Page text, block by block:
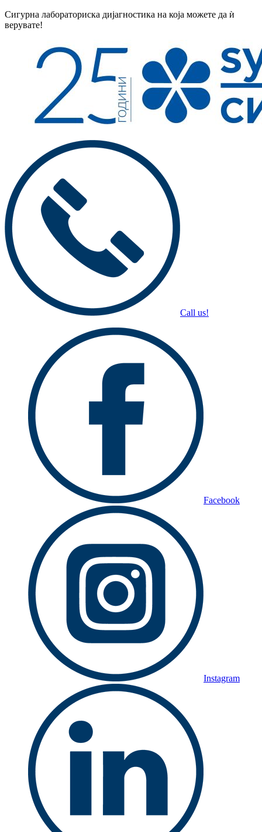
Сигурна лабораториска дијагностика на која можете да ѝ
верувате!
Call us!
Facebook
Instagram